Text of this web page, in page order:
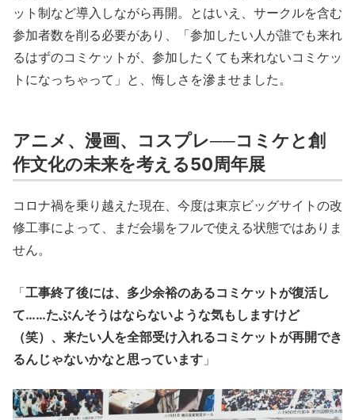
ット制など導入しながら再開。とはいえ、サークルを含む
参加者数を削る必要があり、「参加したい人が誰でも来れ
るはずのコミケットが、参加したくても来れないコミケッ
トになっちゃって」と、悔しさを滲ませました。
アニメ、漫画、コスプレ──コミケと創
作文化の未来を考える50周年展
コロナ禍を乗り越えた現在、今度は東京ビッグサイトの改
修工事によって、まだ会場をフルで使える状態ではありま
せん。
「工事終了後には、多少余裕のあるコミケットが復活し
て……たぶんそうはならないような気もしますけど
（笑）、来たい人を全部受け入れるコミケットが再開でき
るんじゃないかなと思っています 」